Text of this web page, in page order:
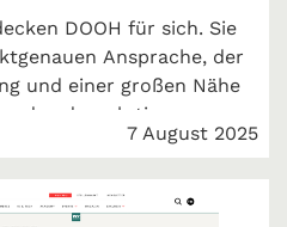
DOOH für sich. Sie
Ansprache, der
und einer großen Nähe
advasolutions
7 August 2025